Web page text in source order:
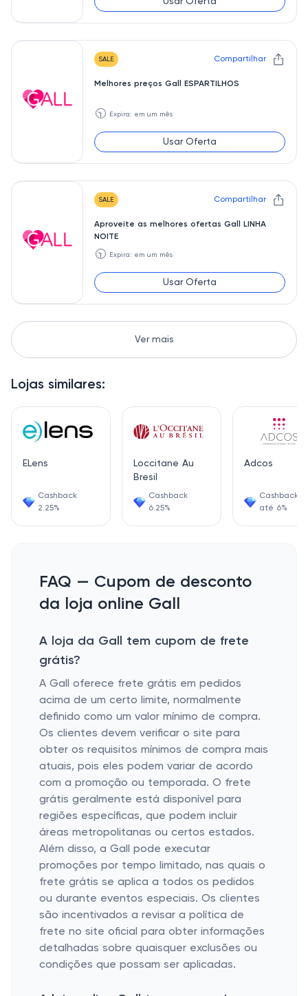
Lojas similares:
ELens
Cashback
2.25%
Loccitane Au
Bresil
Cashback
6.25%
Adcos
Cashback
até 6%
SALE Compartilhar
Melhores preços Gall ESPARTILHOS
🕥 Expira: em um mês
Usar Oferta
SALE Compartilhar
Aproveite as melhores ofertas Gall LINHA
NOITE
🕥 Expira: em um mês
Usar Oferta
Ver mais
FAQ — Cupom de desconto
da loja online Gall
A loja da Gall tem cupom de frete
grátis?
A Gall oferece frete grátis em pedidos
acima de um certo limite, normalmente
definido como um valor mínimo de compra.
Os clientes devem verificar o site para
obter os requisitos mínimos de compra mais
atuais, pois eles podem variar de acordo
com a promoção ou temporada. O frete
grátis geralmente está disponível para
regiões específicas, que podem incluir
áreas metropolitanas ou certos estados.
Além disso, a Gall pode executar
promoções por tempo limitado, nas quais o
frete grátis se aplica a todos os pedidos
ou durante eventos especiais. Os clientes
são incentivados a revisar a política de
frete no site oficial para obter informações
detalhadas sobre quaisquer exclusões ou
condições que possam ser aplicadas.